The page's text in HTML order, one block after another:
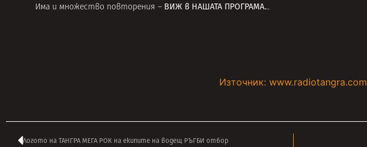
Има и множество повторения – ВИЖ в НАШАТА ПРОГРАМА...
Източник: www.radiotangra.com
Логото на ТАНГРА МЕГА РОК на екипите на водещ РЪГБИ отбор